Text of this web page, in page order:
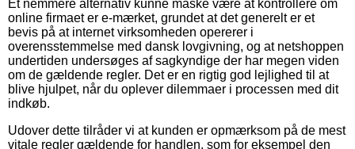
Et nemmere alternativ kunne måske være at kontrollere om
online firmaet er e-mærket, grundet at det generelt er et
bevis på at internet virksomheden opererer i
overensstemmelse med dansk lovgivning, og at netshoppen
undertiden undersøges af sagkyndige der har megen viden
om de gældende regler. Det er en rigtig god lejlighed til at
blive hjulpet, når du oplever dilemmaer i processen med dit
indkøb.
Udover dette tilråder vi at kunden er opmærksom på de mest
vitale regler gældende for handlen, som for eksempel den